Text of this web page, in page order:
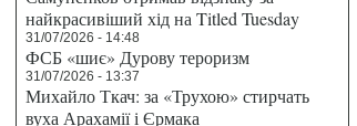
найкрасивіший хід на Titled Tuesday
31/07/2026 - 14:48
ФСБ «шиє» Дурову тероризм
31/07/2026 - 13:37
Михайло Ткач: за «Трухою» стирчать
вуха Арахамії і Єрмака